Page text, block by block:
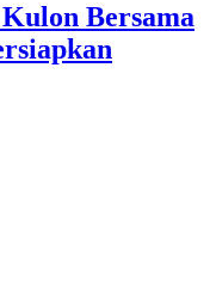
Bersama